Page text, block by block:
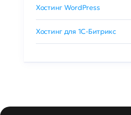
Хостинг WordPress
Хостинг для 1C-Битрикс